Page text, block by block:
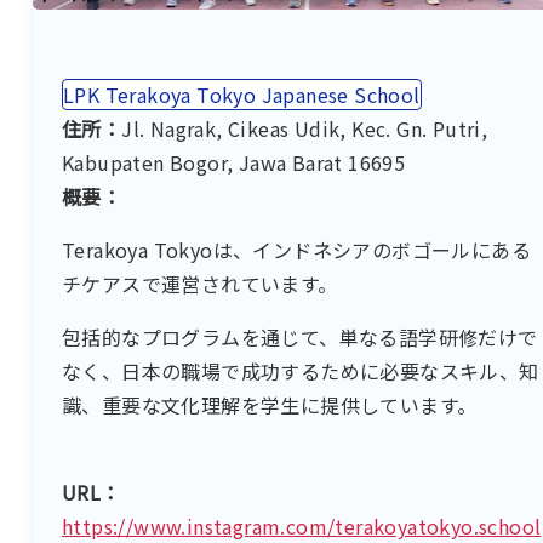
LPK Terakoya Tokyo Japanese School
住所： Jl. Nagrak, Cikeas Udik, Kec. Gn. Putri,
Kabupaten Bogor, Jawa Barat 16695
概要：
Terakoya Tokyoは、インドネシアのボゴールにある
チケアスで運営されています。
包括的なプログラムを通じて、単なる語学研修だけで
なく、日本の職場で成功するために必要なスキル、知
識、重要な文化理解を学生に提供しています。
URL：
https://www.instagram.com/terakoyatokyo.school